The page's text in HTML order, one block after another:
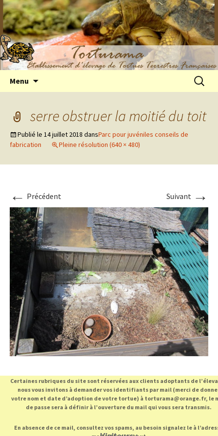
Elevage de tortues terrestres françaises
Hermann
Menu
serre obstruer la moitié du toit
Publié le 14 juillet 2018 dansParc pour juvéniles conseils de
fabrication
Pleine résolution (640 × 480)
← Précédent Suivant →
Certaines rubriques du site sont réservées aux clients adoptants de
nous vous invitons à demander vos identifiants par mail (merci de
votre nom et date d’adoption de votre tortue) à torturama@orange.fr, le
de passe sera à définir à l’ouverture du mail qui vous sera transmis.
En absence de ce mail, consultez vos spams, au besoin signalez le à